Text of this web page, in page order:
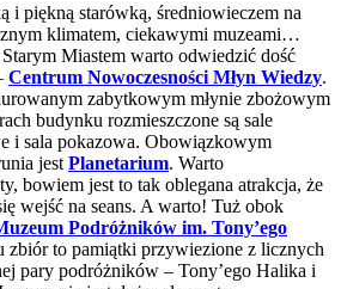
i piękną starówką, średniowieczem na
klimatem, ciekawymi muzeami…
Miastem warto odwiedzić dość
Centrum Nowoczesności Młyn Wiedzy.
zabytkowym młynie zbożowym
budynku rozmieszczone są sale
i sala pokazowa. Obowiązkowym
jest Planetarium. Warto
bowiem jest to tak oblegana atrakcja, że
wejść na seans. A warto! Tuż obok
Podróżników im. Tony’ego
zbiór to pamiątki przywiezione z licznych
pary podróżników – Tony’ego Halika i